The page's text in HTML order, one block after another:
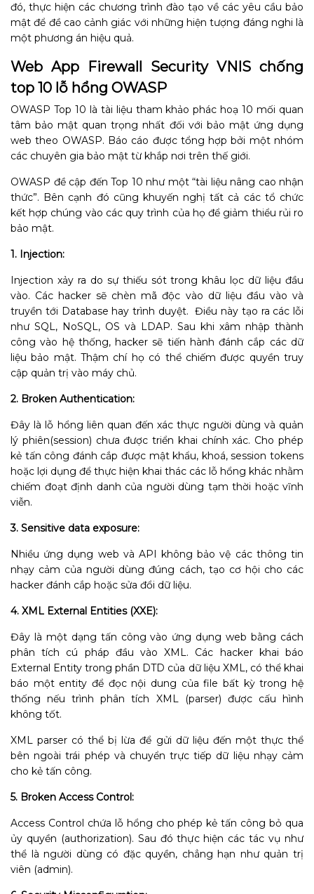
đó, thực hiện các chương trình đào tạo về các yêu cầu bảo
mật để đề cao cảnh giác với những hiện tượng đáng nghi là
một phương án hiệu quả.
Web App Firewall Security VNIS chống
top 10 lỗ hổng OWASP
OWASP Top 10 là tài liệu tham khảo phác hoạ 10 mối quan
tâm bảo mật quan trọng nhất đối với bảo mật ứng dụng
web theo OWASP. Báo cáo được tổng hợp bởi một nhóm
các chuyên gia bảo mật từ khắp nơi trên thế giới.
OWASP đề cập đến Top 10 như một “tài liệu nâng cao nhận
thức”. Bên cạnh đó cũng khuyến nghị tất cả các tổ chức
kết hợp chúng vào các quy trình của họ để giảm thiểu rủi ro
bảo mật.
1. Injection:
Injection xảy ra do sự thiếu sót trong khâu lọc dữ liệu đầu
vào. Các hacker sẽ chèn mã độc vào dữ liệu đầu vào và
truyền tới Database hay trình duyệt. Điều này tạo ra các lỗi
như SQL, NoSQL, OS và LDAP. Sau khi xâm nhập thành
công vào hệ thống, hacker sẽ tiến hành đánh cắp các dữ
liệu bảo mật. Thậm chí họ có thể chiếm được quyền truy
cập quản trị vào máy chủ.
2. Broken Authentication:
Đây là lỗ hổng liên quan đến xác thực người dùng và quản
lý phiên(session) chưa được triển khai chính xác. Cho phép
kẻ tấn công đánh cắp được mật khẩu, khoá, session tokens
hoặc lợi dụng để thực hiện khai thác các lỗ hổng khác nhằm
chiếm đoạt định danh của người dùng tạm thời hoặc vĩnh
viễn.
3. Sensitive data exposure:
Nhiều ứng dụng web và API không bảo vệ các thông tin
nhạy cảm của người dùng đúng cách, tạo cơ hội cho các
hacker đánh cắp hoặc sửa đổi dữ liệu.
4. XML External Entities (XXE):
Đây là một dạng tấn công vào ứng dụng web bằng cách
phân tích cú pháp đầu vào XML. Các hacker khai báo
External Entity trong phần DTD của dữ liệu XML, có thể khai
báo một entity để đọc nội dung của file bất kỳ trong hệ
thống nếu trình phân tích XML (parser) được cấu hình
không tốt.
XML parser có thể bị lừa để gửi dữ liệu đến một thực thể
bên ngoài trái phép và chuyển trực tiếp dữ liệu nhạy cảm
cho kẻ tấn công.
5. Broken Access Control:
Access Control chứa lỗ hổng cho phép kẻ tấn công bỏ qua
ủy quyền (authorization). Sau đó thực hiện các tác vụ như
thể là người dùng có đặc quyền, chẳng hạn như quản trị
viên (admin).